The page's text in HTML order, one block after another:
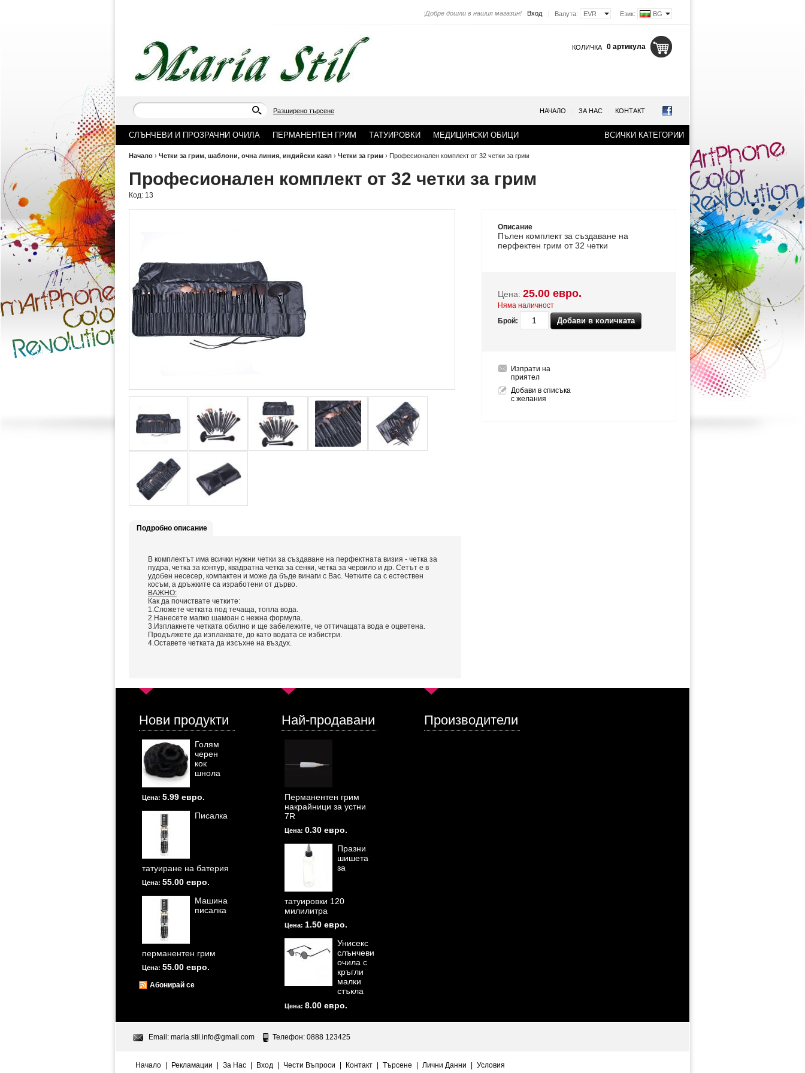
Език: BG
Валута: EVR
Вход
Добре дошли в нашия магазин!
КОЛИЧКА 0 артикула
Разширено търсене НАЧАЛО ЗА НАС КОНТАКТ
СЛЪНЧЕВИ И ПРОЗРАЧНИ ОЧИЛА ПЕРМАНЕНТЕН ГРИМ ТАТУИРОВКИ МЕДИЦИНСКИ ОБИЦИ ВСИЧКИ КАТЕГОРИИ
Начало › Четки за грим, шаблони, очна линия, индийски каял › Четки за грим › Професионален комплект от 32 четки за грим
Професионален комплект от 32 четки за грим
Код: 13
Описание
Пълен комплектза създаване на
перфектен грим от 32 четки
Цена: 25.00 евро.
Няма наличност
Брой:
Изпрати на
приятел
Добави в списъка
с желания
Подробно описание
В комплектът има всички нужни четки за създаване на перфектната визия - четка за
пудра, четка за контур, квадратна четка за сенки, четка за червило и др. Сетът е в
удобен несесер, компактен и може да бъде винаги с Вас. Четките са с естествен
косъм, а дръжките са изработени от дърво.
ВАЖНО:
Как да почиствате четките:
1.Сложете четката под течаща, топла вода.
2.Нанесете малко шамоан с нежна формула.
3.Изплакнете четката обилно и ще забележите, че оттичащата вода е оцветена.
Продължете да изплаквате, до като водата се избистри.
4.Оставете четката да изсъхне на въздух.
Нови продукти
Голям
черен
кок
шнола
Цена: 5.99 евро.
Писалка
татуиране на батерия
Цена: 55.00 евро.
Машина
писалка
перманентен грим
Цена: 55.00 евро.
Абонирай се
Най-продавани
Перманентен грим
накрайници за устни
7R
Цена: 0.30 евро.
Празни
шишета
за
татуировки 120
милилитра
Цена: 1.50 евро.
Унисекс
слънчеви
очила с
кръгли
малки
стъкла
Цена: 8.00 евро.
Производители
Email: maria.stil.info@gmail.com Телефон: 0888 123425
Начало | Рекламации | За Нас | Вход | Чести Въпроси | Контакт | Търсене | Лични Данни | Условия